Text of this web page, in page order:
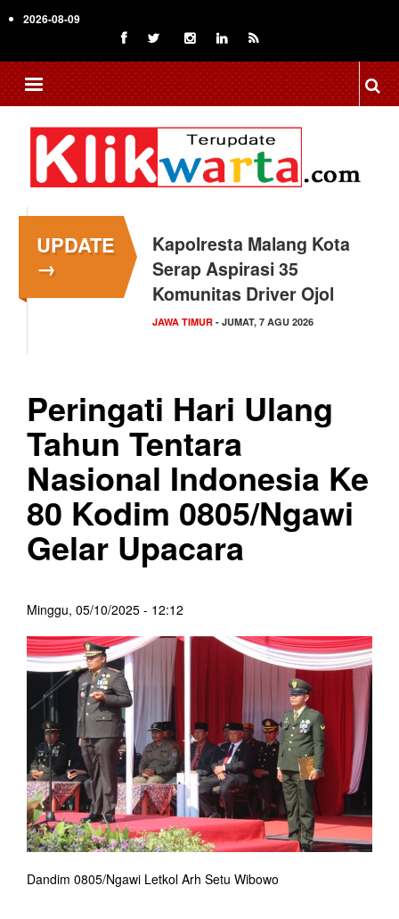
to
content
2026-08-09
UPDATE
→
Kapolresta Malang Kota
Serap Aspirasi 35
Komunitas Driver Ojol
JAWA TIMUR - JUMAT, 7 AGU 2026
Peringati Hari Ulang
Tahun Tentara
Nasional Indonesia Ke
80 Kodim 0805/Ngawi
Gelar Upacara
Minggu, 05/10/2025 - 12:12
Dandim 0805/Ngawi Letkol Arh Setu Wibowo